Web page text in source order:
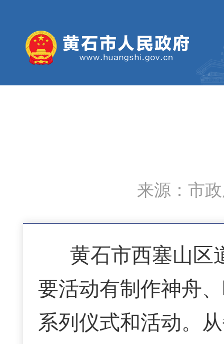
来源：市
黄石市西塞山区
要活动有制作神舟
系列仪式和活动。